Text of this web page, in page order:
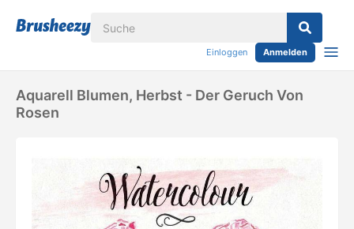
Einloggen Anmelden
Aquarell Blumen, Herbst - Der Geruch Von
Rosen